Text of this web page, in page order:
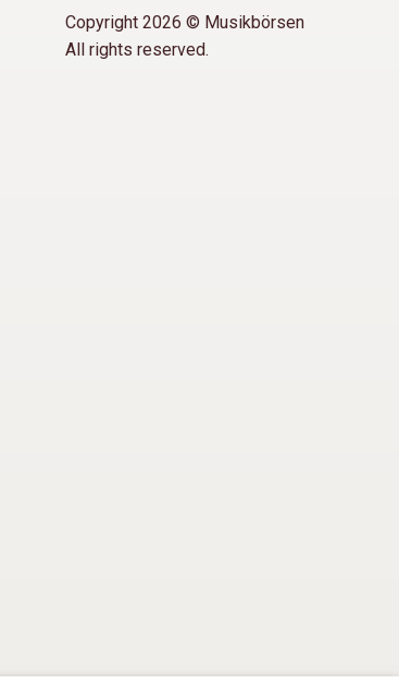
Copyright 2026 © Musikbörsen
All rights reserved.